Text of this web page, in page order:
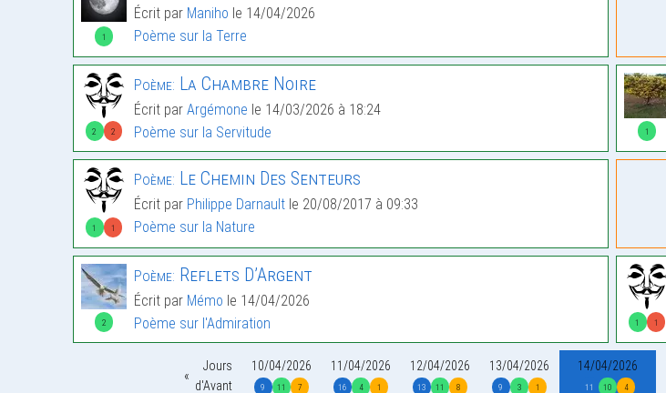
1
Écrit par Maniho le 14/04/2026
Poème sur la Terre
2 2
Poème: La Chambre Noire
Écrit par Argémone le 14/03/2026 à 18:24
Poème sur la Servitude
1
1 1
Poème: Le Chemin Des Senteurs
Écrit par Philippe Darnault le 20/08/2017 à 09:33
Poème sur la Nature
2
Poème: Reflets D’Argent
Écrit par Mémo le 14/04/2026
Poème sur l'Admiration
1 1
Jours
d'Avant
10/04/2026
9 11 7
11/04/2026
16 4 1
12/04/2026
13 11 8
13/04/2026
9 3 1
14/04/2026
11 10 4